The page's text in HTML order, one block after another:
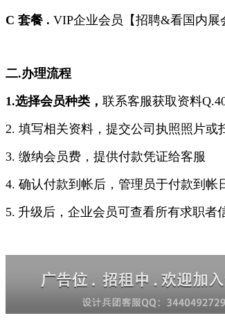
C 套餐 . VIP企业会员 【招聘&看国内
二.办理流程
1.选择会员种类， 联系客服获取资料
2. 填写相关资料，提交公司执照照片或
3. 缴纳会员费，提供付款凭证给客服
4. 确认付款到帐后，管理员于付款到帐
5. 升级后，企业会员可查看所有求职者